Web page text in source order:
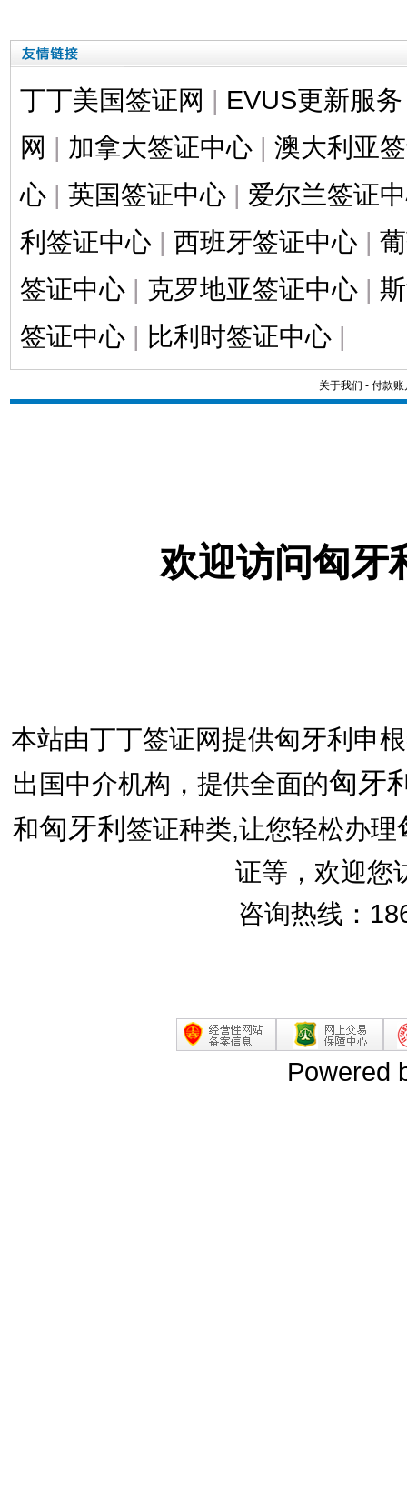
丁丁美国签证网 | EVUS更新服务
网 | 加拿大签证中心 | 澳大利亚
心 | 英国签证中心 | 爱尔兰签证
利签证中心 | 西班牙签证中心 |
签证中心 | 克罗地亚签证中心 |
签证中心 | 比利时签证中心 |
关于我们 - 付款账
欢迎访问匈牙
本站由丁丁签证网提供匈牙利申
出国中介机构，提供全面的匈牙
和匈牙利 签证种类,让您轻松办理
证等，欢迎您
咨询热线：
Powered